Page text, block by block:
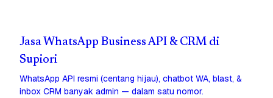
Jasa WhatsApp Business API & CRM di
Supiori
WhatsApp API resmi (centang hijau), chatbot WA, blast, &
inbox CRM banyak admin — dalam satu nomor.